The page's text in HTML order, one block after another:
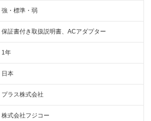
強・標準・弱
保証書付き取扱説明書、ACアダプター
1年
日本
プラス株式会社
株式会社フジコー